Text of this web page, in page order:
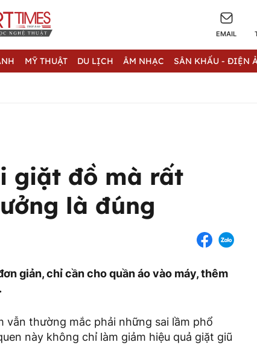
EMAIL
MỸ THUẬT DU LỊCH ÂM NHẠC SÂN KHẤU - ĐIỆN
giặt đồ mà rất
là đúng
giản, chỉ cần cho quần áo vào máy, thêm
vẫn thường mắc phải những sai lầm phổ
này không chỉ làm giảm hiệu quả giặt giũ